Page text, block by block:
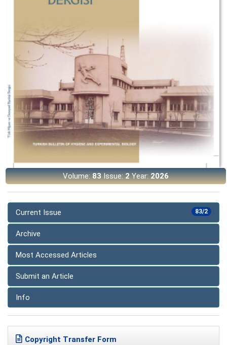
Volume:83Issue:2Year:2026
83/2
Current Issue
Archive
Most Accessed Articles
Submit an Article
Info
Copyright Transfer Form